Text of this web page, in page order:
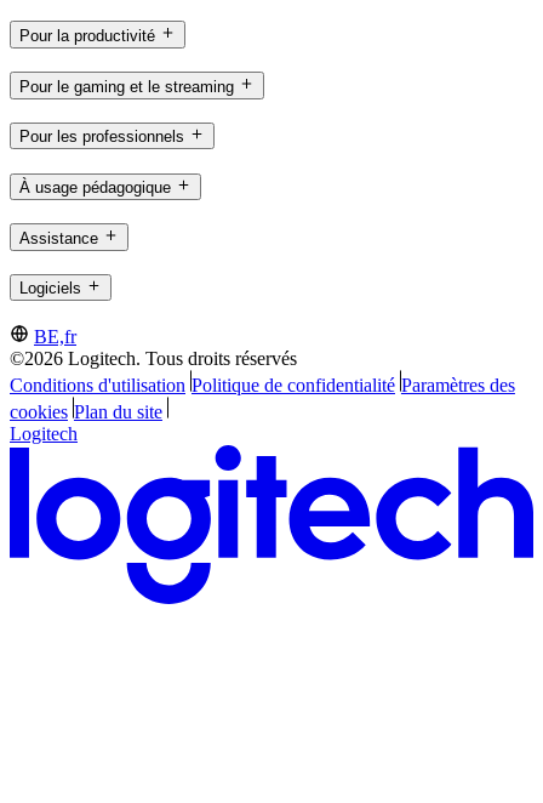
Pour la productivité
Pour le gaming et le streaming
Pour les professionnels
À usage pédagogique
Assistance
Logiciels
BE,fr
©2026 Logitech. Tous droits réservés
Conditions d'utilisation Politique de confidentialité Paramètres des
cookies Plan du site
Logitech